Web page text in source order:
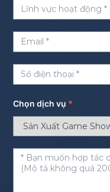
Chọn dịch vụ *